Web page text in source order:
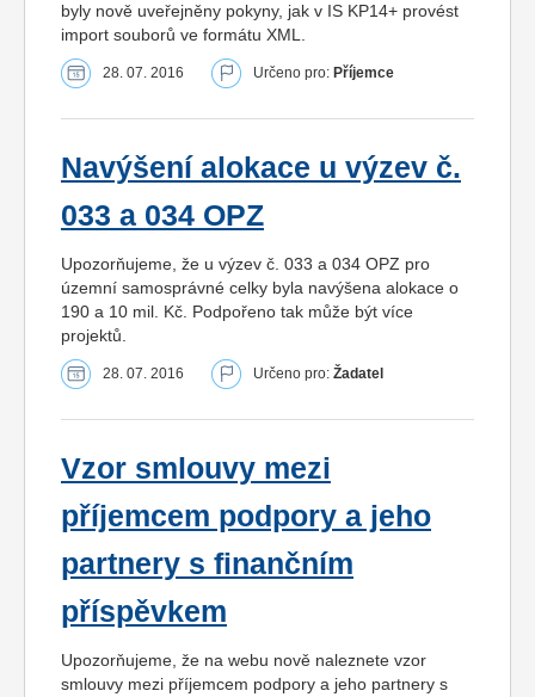
byly nově uveřejněny pokyny, jak v IS KP14+ provést
import souborů ve formátu XML.
28. 07. 2016 Určeno pro: Příjemce
Navýšení alokace u výzev č.
033 a 034 OPZ
Upozorňujeme, že u výzev č. 033 a 034 OPZ pro
územní samosprávné celky byla navýšena alokace o
190 a 10 mil. Kč. Podpořeno tak může být více
projektů.
28. 07. 2016 Určeno pro: Žadatel
Vzor smlouvy mezi
příjemcem podpory a jeho
partnery s finančním
příspěvkem
Upozorňujeme, že na webu nově naleznete vzor
smlouvy mezi příjemcem podpory a jeho partnery s